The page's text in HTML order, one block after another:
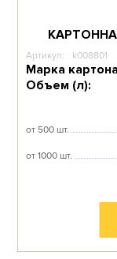
Артикул: k008801
Марка
Объем (л):
от 500 шт.
от 1000 шт.